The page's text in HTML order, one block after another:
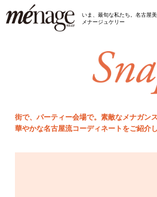
いま、最旬な私たち。名古屋
メナージュケリー
街で、パーティー会場で。素敵なメナガン
華やかな名古屋流コーディネートをご紹介し